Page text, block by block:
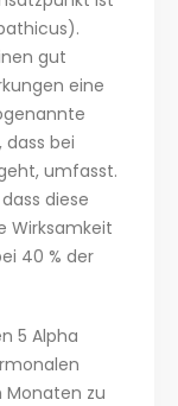
gut
eine
bei
umfasst.
diese
Wirksamkeit
40 % der
5 Alpha
zu